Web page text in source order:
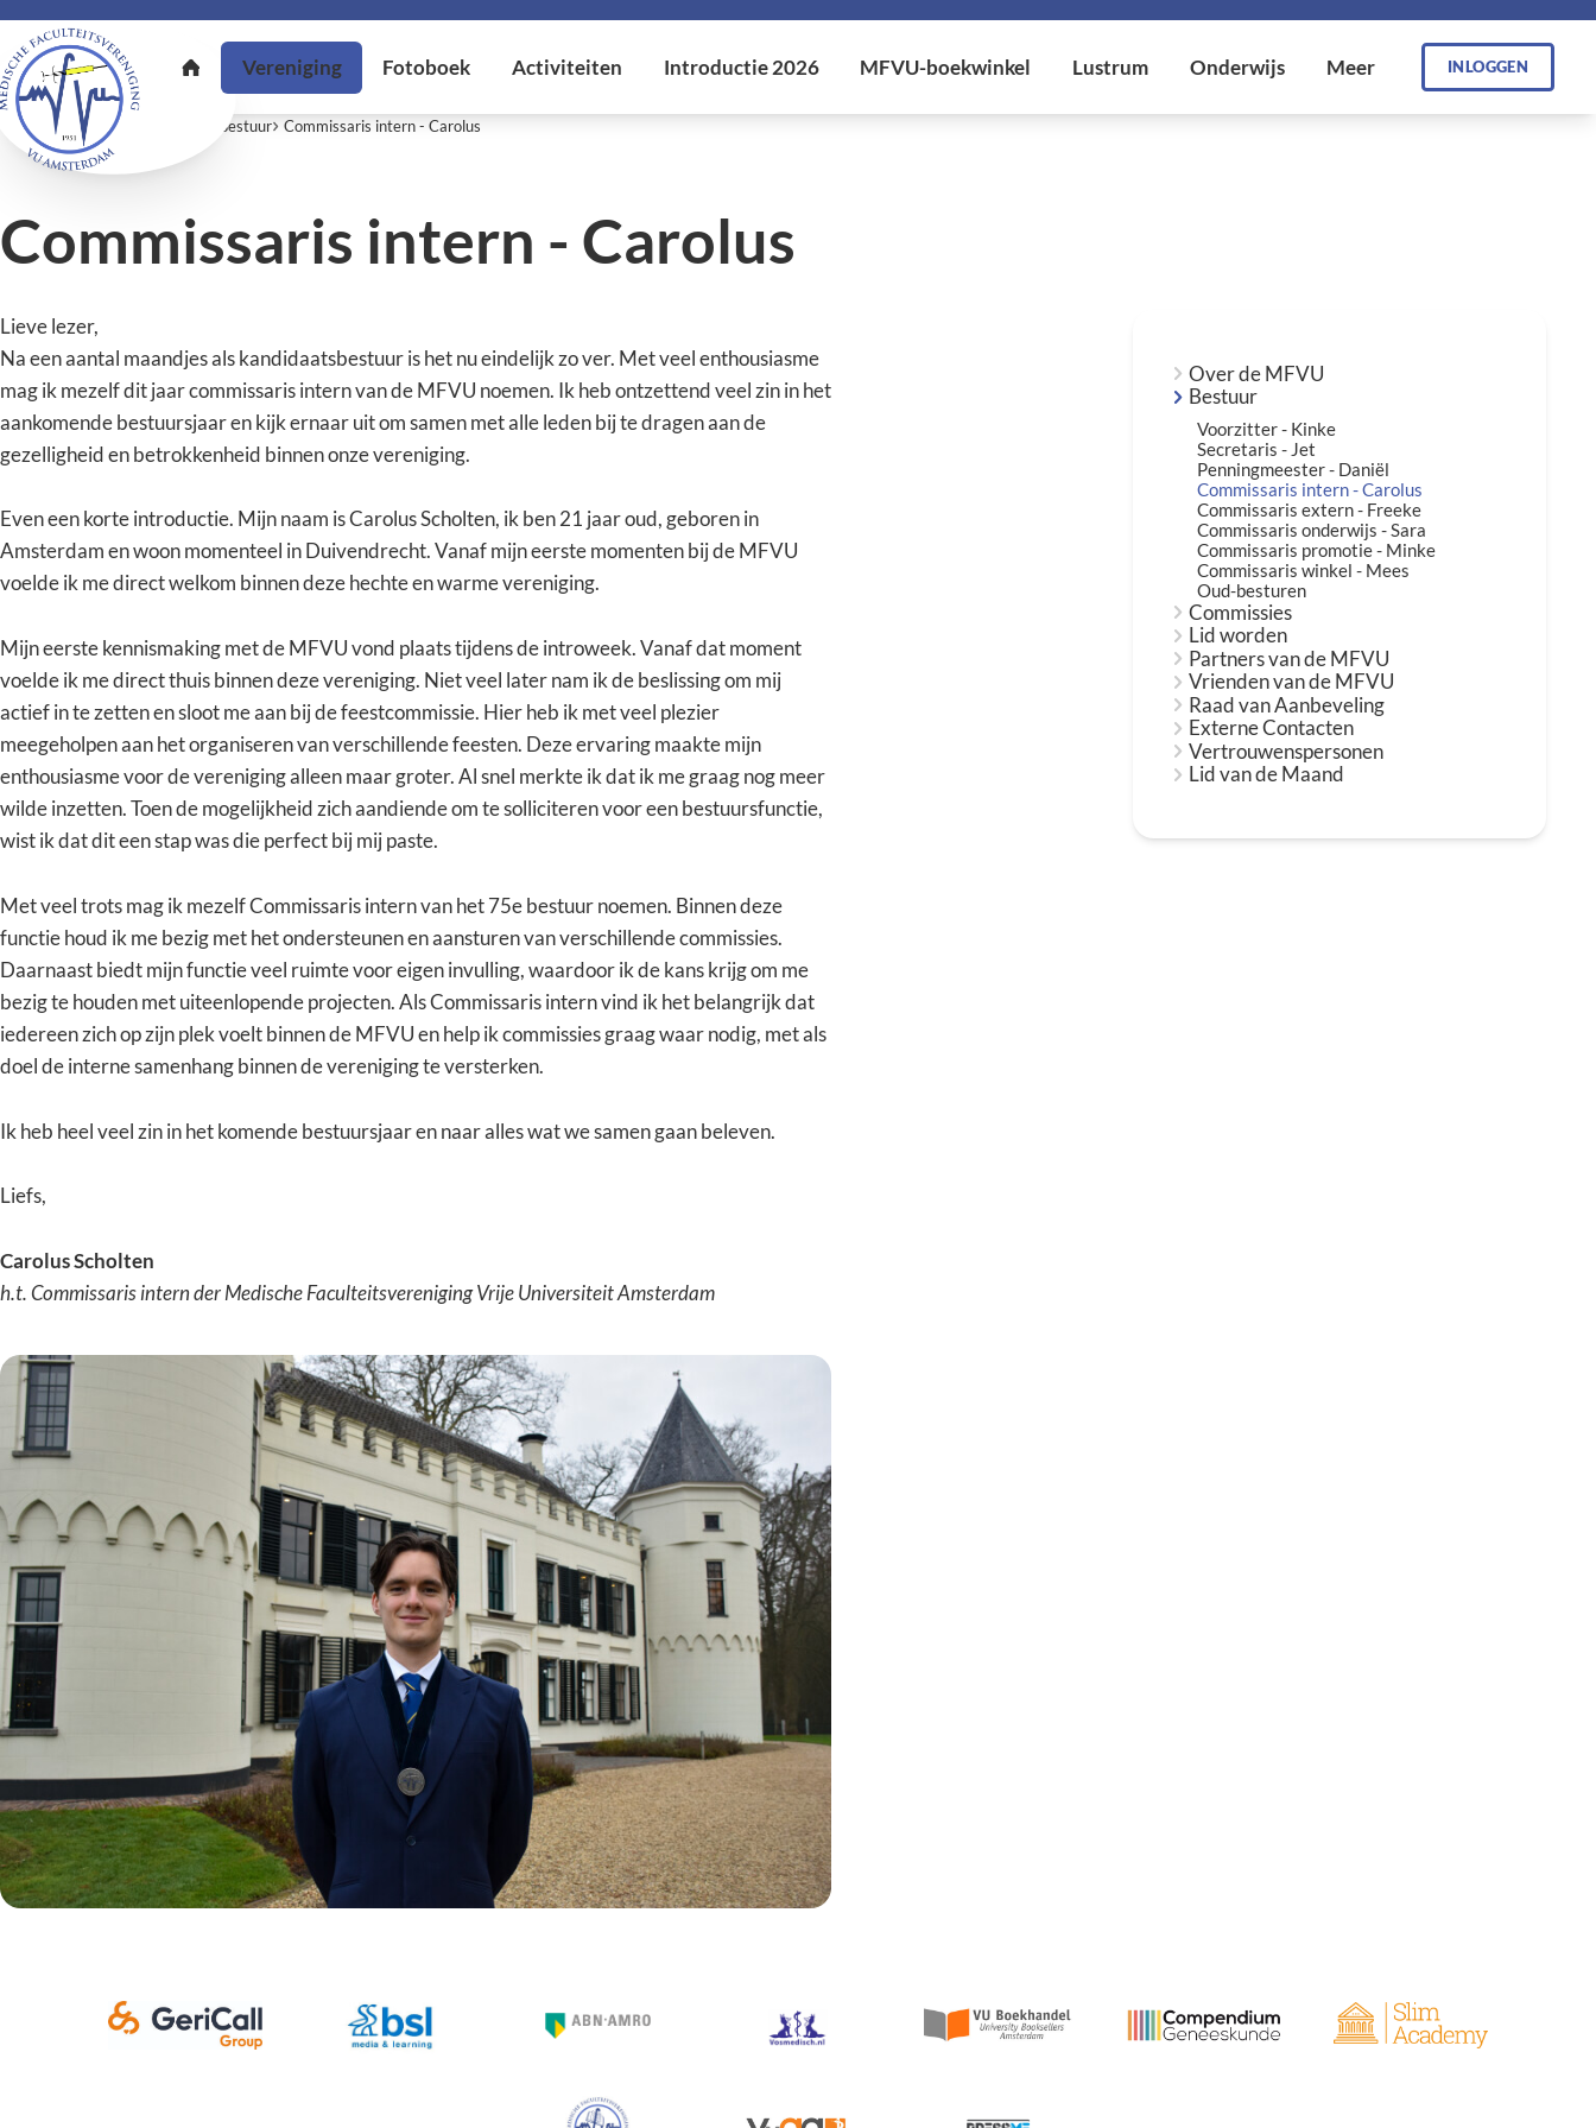
INLOGGEN
U bent hier: Home Bestuur Commissaris intern - Carolus
Commissaris intern - Carolus
Lieve lezer,
Na een aantal maandjes als kandidaatsbestuur is het nu eindelijk zo ver. Met veel enthousiasme
mag ik mezelf dit jaar commissaris intern van de MFVU noemen. Ik heb ontzettend veel zin in het
aankomende bestuursjaar en kijk ernaar uit om samen met alle leden bij te dragen aan de
gezelligheid en betrokkenheid binnen onze vereniging.
Even een korte introductie. Mijn naam is Carolus Scholten, ik ben 21 jaar oud, geboren in
Amsterdam en woon momenteel in Duivendrecht. Vanaf mijn eerste momenten bij de MFVU
voelde ik me direct welkom binnen deze hechte en warme vereniging.
Mijn eerste kennismaking met de MFVU vond plaats tijdens de introweek. Vanaf dat moment
voelde ik me direct thuis binnen deze vereniging. Niet veel later nam ik de beslissing om mij
actief in te zetten en sloot me aan bij de feestcommissie. Hier heb ik met veel plezier
meegeholpen aan het organiseren van verschillende feesten. Deze ervaring maakte mijn
enthousiasme voor de vereniging alleen maar groter. Al snel merkte ik dat ik me graag nog meer
wilde inzetten. Toen de mogelijkheid zich aandiende om te solliciteren voor een bestuursfunctie,
wist ik dat dit een stap was die perfect bij mij paste.
Met veel trots mag ik mezelf Commissaris intern van het 75e bestuur noemen. Binnen deze
functie houd ik me bezig met het ondersteunen en aansturen van verschillende commissies.
Daarnaast biedt mijn functie veel ruimte voor eigen invulling, waardoor ik de kans krijg om me
bezig te houden met uiteenlopende projecten. Als Commissaris intern vind ik het belangrijk dat
iedereen zich op zijn plek voelt binnen de MFVU en help ik commissies graag waar nodig, met als
doel de interne samenhang binnen de vereniging te versterken.
Ik heb heel veel zin in het komende bestuursjaar en naar alles wat we samen gaan beleven.
Liefs,
Carolus Scholten
h.t. Commissaris intern der Medische Faculteitsvereniging Vrije Universiteit Amsterdam
Over de MFVU
Bestuur
Voorzitter - Kinke
Secretaris - Jet
Penningmeester - Daniël
Commissaris intern - Carolus
Commissaris extern - Freeke
Commissaris onderwijs - Sara
Commissaris promotie - Minke
Commissaris winkel - Mees
Oud-besturen
Commissies
Lid worden
Partners van de MFVU
Vrienden van de MFVU
Raad van Aanbeveling
Externe Contacten
Vertrouwenspersonen
Lid van de Maand